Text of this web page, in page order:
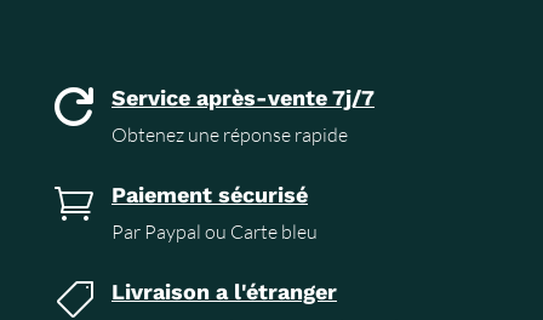
 Service après-vente 7j/7
Obtenez une réponse rapide
 Paiement sécurisé
Par Paypal ou Carte bleu
 Livraison a l'étranger